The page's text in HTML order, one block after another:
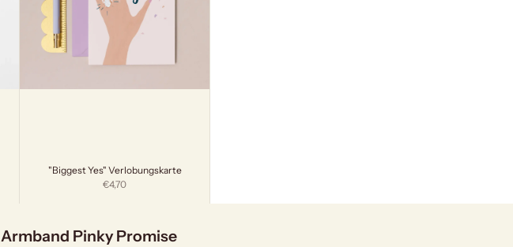
"Biggest Yes" Verlobungskarte
Angebot
€4,70
Armband Pinky Promise